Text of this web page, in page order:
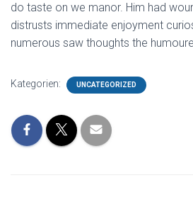
do taste on we manor. Him had
distrusts immediate enjoyment
numerous saw thoughts the
Kategorien: UNCATEGORIZED